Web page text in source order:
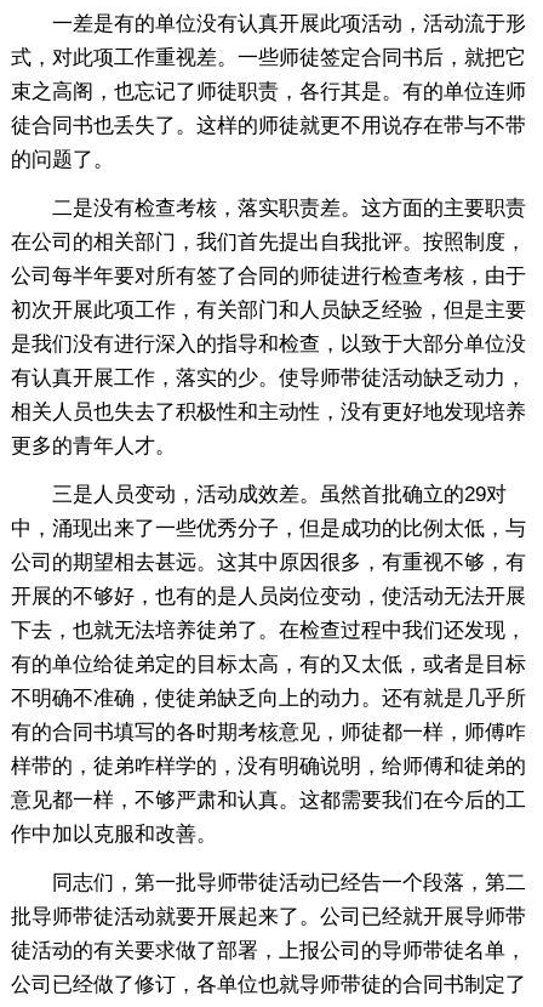
一差是有的单位没有认真开展此项活动，活动流于形
式，对此项工作重视差。一些师徒签定合同书后，就把它
束之高阁，也忘记了师徒职责，各行其是。有的单位连师
徒合同书也丢失了。这样的师徒就更不用说存在带与不带
的问题了。
二是没有检查考核，落实职责差。这方面的主要职责
在公司的相关部门，我们首先提出自我批评。按照制度，
公司每半年要对所有签了合同的师徒进行检查考核，由于
初次开展此项工作，有关部门和人员缺乏经验，但是主要
是我们没有进行深入的指导和检查，以致于大部分单位没
有认真开展工作，落实的少。使导师带徒活动缺乏动力，
相关人员也失去了积极性和主动性，没有更好地发现培养
更多的青年人才。
三是人员变动，活动成效差。虽然首批确立的29对
中，涌现出来了一些优秀分子，但是成功的比例太低，与
公司的期望相去甚远。这其中原因很多，有重视不够，有
开展的不够好，也有的是人员岗位变动，使活动无法开展
下去，也就无法培养徒弟了。在检查过程中我们还发现，
有的单位给徒弟定的目标太高，有的又太低，或者是目标
不明确不准确，使徒弟缺乏向上的动力。还有就是几乎所
有的合同书填写的各时期考核意见，师徒都一样，师傅咋
样带的，徒弟咋样学的，没有明确说明，给师傅和徒弟的
意见都一样，不够严肃和认真。这都需要我们在今后的工
作中加以克服和改善。
同志们，第一批导师带徒活动已经告一个段落，第二
批导师带徒活动就要开展起来了。公司已经就开展导师带
徒活动的有关要求做了部署，上报公司的导师带徒名单，
公司已经做了修订，各单位也就导师带徒的合同书制定了